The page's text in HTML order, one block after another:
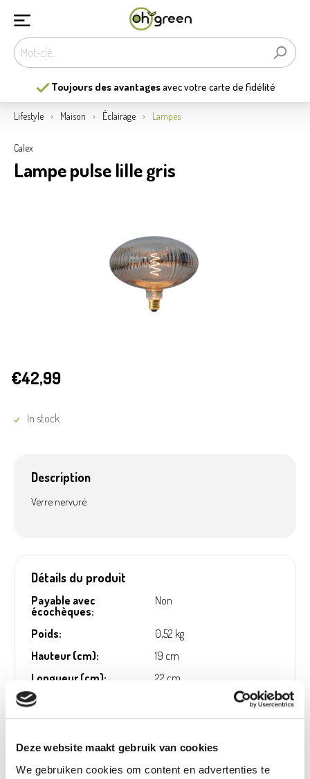
Deze website maakt gebruik van cookies
We gebruiken cookies om content en advertenties te
Toujours des avantagesavec votre carte de fidélité
Lifestyle Maison Éclairage Lampes
Calex
Lampe pulse lille gris
€42,99
In stock
Description
Verre nervuré
Détails du produit
Payable avec
écochèques:
Non
Poids:
0,52 kg
Hauteur (cm):
19 cm
Longueur (cm):
22 cm
Diamètre (cm):
Material:
Verre
Numéro d'article:
1233861